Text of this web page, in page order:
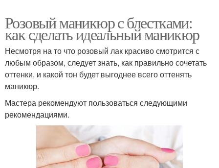
Розовый маникюр с блестками:
как сделать идеальный маникюр
Несмотря на то что розовый лак красиво смотрится с
любым образом, следует знать, как правильно сочетать
оттенки, и какой тон будет выгоднее всего оттенять
маникюр.
Мастера рекомендуют пользоваться следующими
рекомендациями.